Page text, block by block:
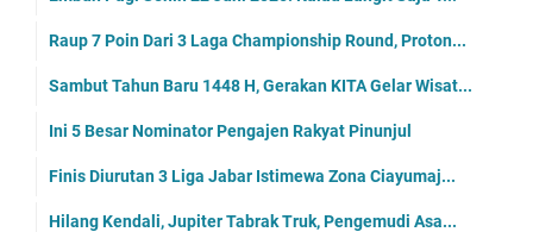
Raup 7 Poin Dari 3 Laga Championship Round, Proton...
Sambut Tahun Baru 1448 H, Gerakan KITA Gelar Wisat...
Ini 5 Besar Nominator Pengajen Rakyat Pinunjul
Finis Diurutan 3 Liga Jabar Istimewa Zona Ciayumaj...
Hilang Kendali, Jupiter Tabrak Truk, Pengemudi Asa...